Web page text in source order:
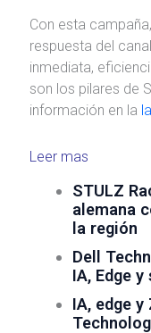
Con esta
respuesta del
inmediata,
son los pilares de
información en la
Leer mas
STULZ
alemana
la región
Dell
IA, Edge
IA, edge